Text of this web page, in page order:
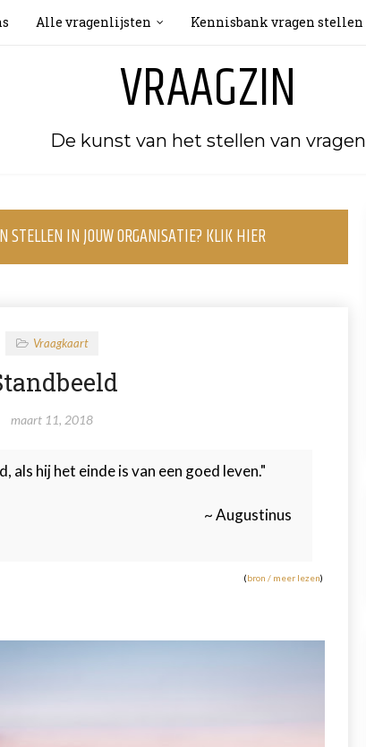
VRAAGZIN
De kunst van het stellen van vragen
Alle vragenlijsten Kennisbank vragen stellen
STELLEN IN JOUW ORGANISATIE? KLIK HIER
Vraagkaart
maart 11, 2018
als hij het einde is van een goed leven."
~ Augustinus
(bron / meer lezen)